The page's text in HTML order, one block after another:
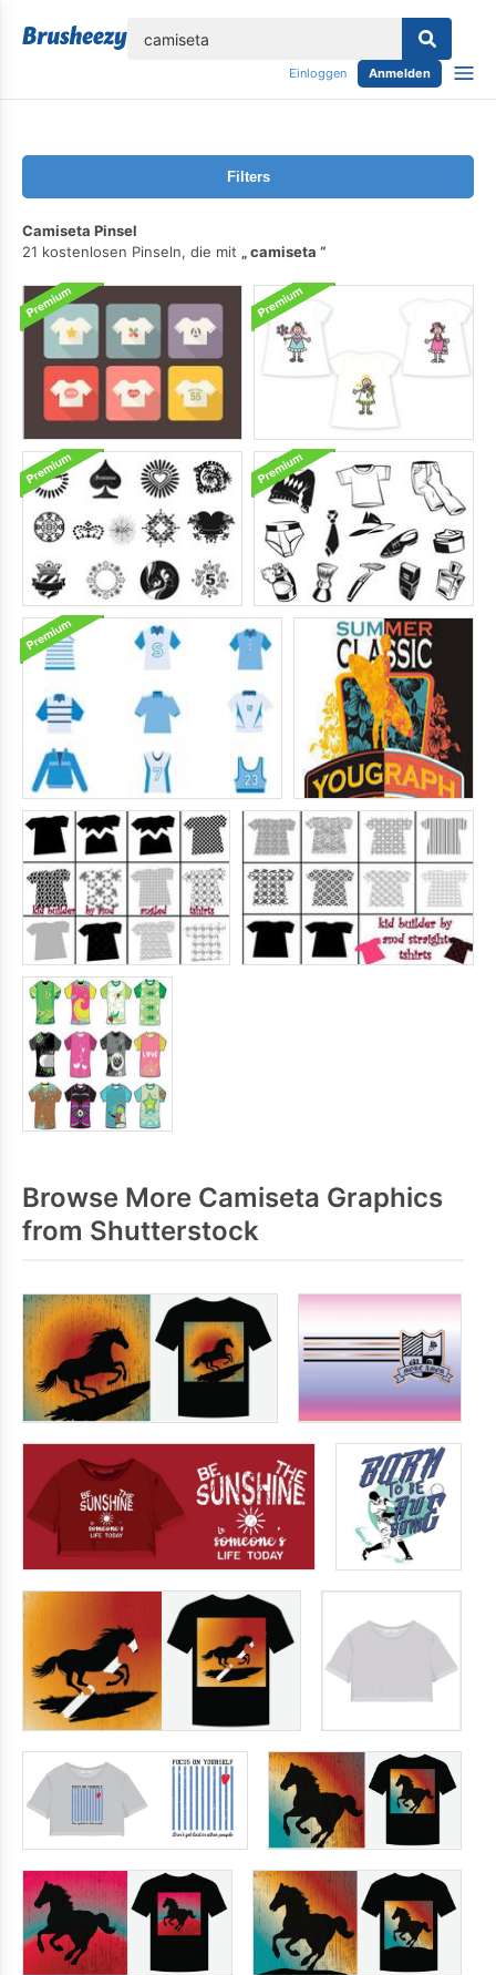
Einloggen Anmelden
Filters
Camiseta Pinsel
21 kostenlosen Pinseln, die mit
camiseta
Browse More Camiseta Graphics
from Shutterstock